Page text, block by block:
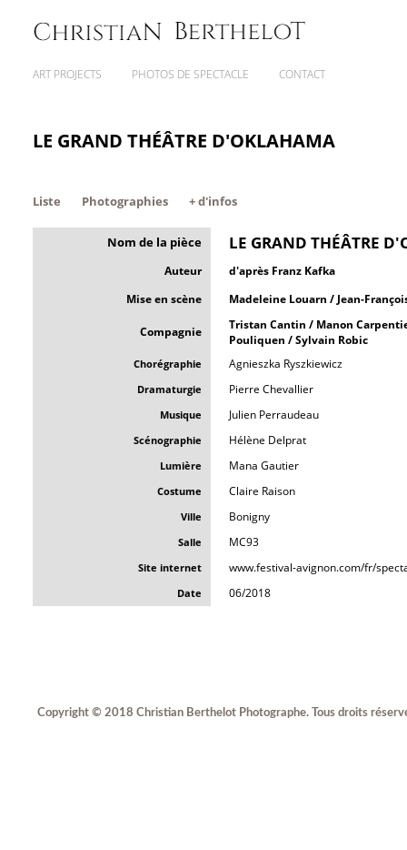
ART PROJECTS PHOTOS DE SPECTACLE CONTACT
LE GRAND THÉÂTRE D'OKLAHAMA
Liste Photographies + d'infos
Nom de la pièce LE GRAND THÉÂTRE
Auteur
d'après Franz Kafka
Mise en scène
Madeleine Louarn / Jean-
Compagnie
Tristan Cantin / Manon
Pouliquen / Sylvain Robic
Chorégraphie Agnieszka Ryszkiewicz
Dramaturgie Pierre Chevallier
Musique Julien Perraudeau
Scénographie Hélène Delprat
Lumière Mana Gautier
Costume Claire Raison
Ville Bonigny
Salle MC93
Site internet www.festival-avignon.com/fr/
Date 06/2018
Copyright © 2018 Christian Berthelot Photographe. Tous droits